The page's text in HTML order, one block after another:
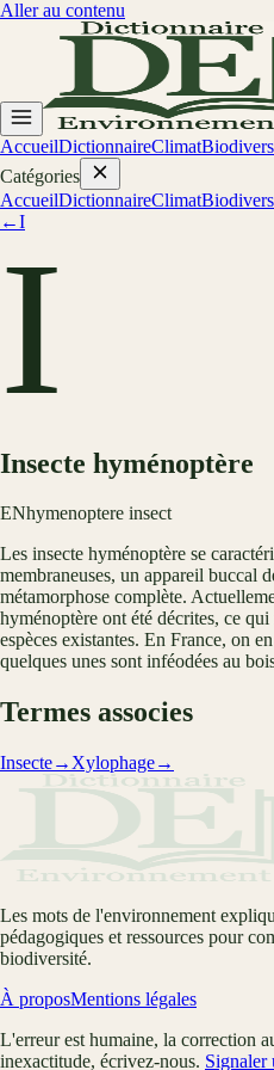
Aller au contenu
AccueilDictionnaireClimat
Catégories
AccueilDictionnaireClimat
←I
I
Insecte hyménoptère
ENhymenoptere insect
Les insecte hyménoptère se
membraneuses, un appareil buccal
métamorphose complète.
hyménoptère ont été décrites, ce
espèces existantes. En France, on
quelques unes sont inféodées au
Termes associes
Insecte→ Xylophage→
Les mots de l'environnement
pédagogiques et ressources pour
biodiversité.
À proposMentions légales
L'erreur est humaine, la correction
inexactitude, écrivez-nous. Signaler